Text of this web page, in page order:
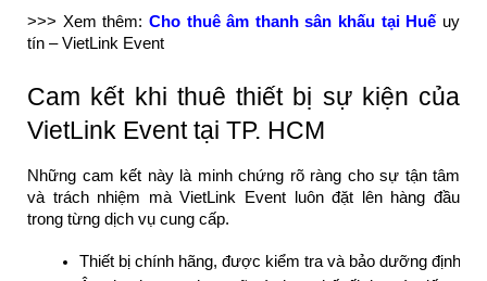
>>> Xem thêm: Cho thuê âm thanh sân khấu tại Huế uy
tín – VietLink Event
Cam kết khi thuê thiết bị sự kiện của
VietLink Event tại TP. HCM
Những cam kết này là minh chứng rõ ràng cho sự tận tâm
và trách nhiệm mà VietLink Event luôn đặt lên hàng đầu
trong từng dịch vụ cung cấp.
Thiết bị chính hãng, được kiểm tra và bảo dưỡng định kỳ.